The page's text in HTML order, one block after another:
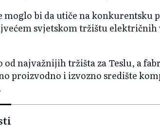
moglo bi da utiče na konkurentsku
svjetskom tržištu električnih
od najvažnijih tržišta za Teslu, a
proizvodno i izvozno središte